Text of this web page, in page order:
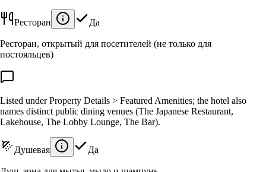
Ресторан Да
Ресторан, открытый для посетителей (не только для
постояльцев)
Listed under Property Details > Featured Amenities; the hotel also
names distinct public dining venues (The Japanese Restaurant,
Lakehouse, The Lobby Lounge, The Bar).
Душевая Да